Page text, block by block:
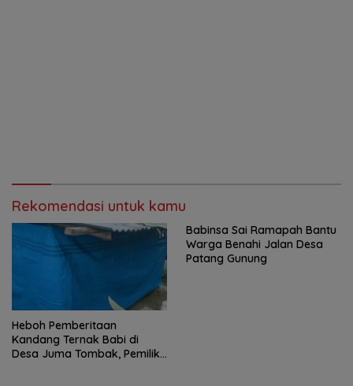
Rekomendasi untuk kamu
Heboh Pemberitaan
Kandang Ternak Babi di
Desa Juma Tombak, Pemilik
Babinsa Sai Ramapah Bantu
Warga Benahi Jalan Desa
Patang Gunung